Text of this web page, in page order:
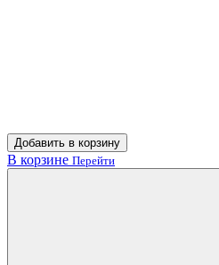
Добавить в корзину
В корзине Перейти